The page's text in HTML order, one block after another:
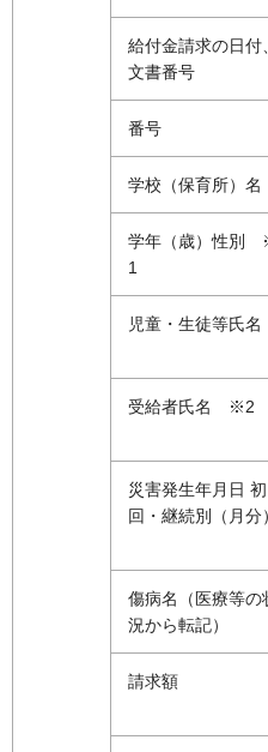
給付金請求の日付、
文書番号
番号
学校（保育所）名
学年（歳）性別
1
児童・生徒等氏名
受給者氏名 ※2
災害発生年月日 初
回・継続別（月分）
傷病名（医療等の
況から転記）
請求額